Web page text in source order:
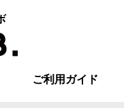
ご利用ガイド